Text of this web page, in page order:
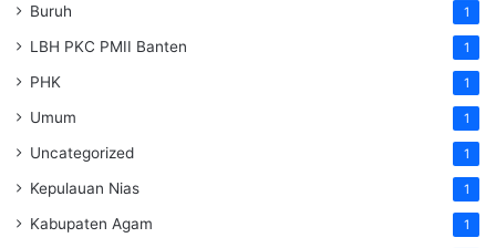
Buruh 1
LBH PKC PMII Banten 1
PHK 1
Umum 1
Uncategorized 1
Kepulauan Nias 1
Kabupaten Agam 1